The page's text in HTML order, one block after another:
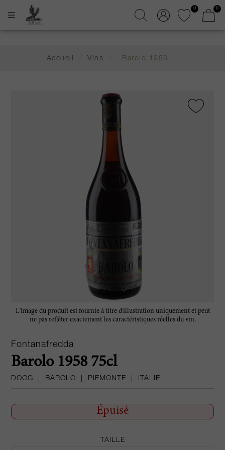
0 0
Accueil Vins Barolo 1958
L'image du produit est fournie à titre d'illustration uniquement et peut
ne pas refléter exactement les caractéristiques réelles du vin.
Fontanafredda
Barolo 1958 75cl
DOCG BAROLO PIEMONTE ITALIE
Épuisé
TAILLE